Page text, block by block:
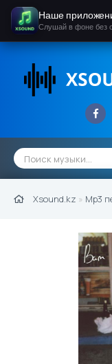
Xsound.kz » Mp3
Наше
Слушай в фоне без